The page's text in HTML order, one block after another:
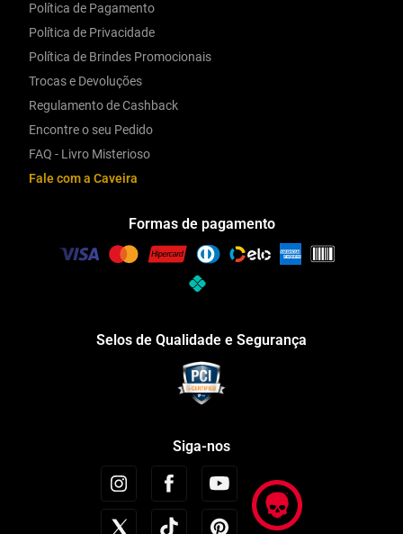
Política de Pagamento
Política de Privacidade
Política de Brindes Promocionais
Trocas e Devoluções
Regulamento de Cashback
Encontre o seu Pedido
FAQ - Livro Misterioso
Fale com a Caveira
Formas de pagamento
Selos de Qualidade e Segurança
Siga-nos